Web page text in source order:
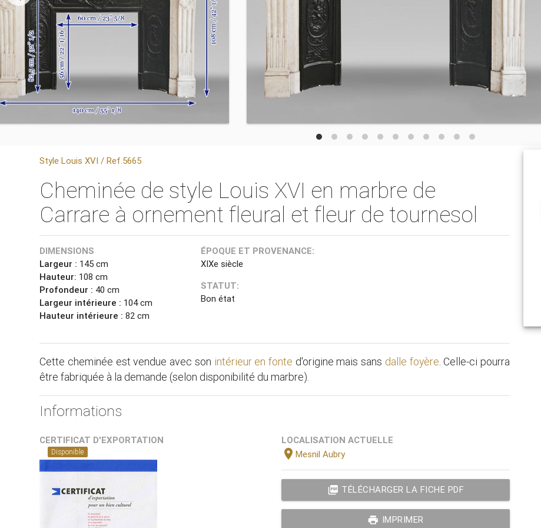
Style Louis XVI / Ref.5665
Cheminée de style Louis XVI en marbre de
Carrare à ornement fleural et fleur de tournesol
DIMENSIONS
Largeur : 145 cm
Hauteur: 108 cm
Profondeur : 40 cm
Largeur intérieure : 104 cm
Hauteur intérieure :82 cm
ÉPOQUE ET PROVENANCE:
XIXe siècle
STATUT:
Bon état
Cette cheminée est vendue avec son intérieur en fonte d'origine mais sans dalle foyère. Celle-ci pourra
être fabriquée à la demande (selon disponibilité du marbre).
Informations
CERTIFICAT D'EXPORTATION
Disponible
LOCALISATION ACTUELLE
location_on Mesnil Aubry
picture_as_pdf TÉLÉCHARGER LA FICHE PDF
print IMPRIMER